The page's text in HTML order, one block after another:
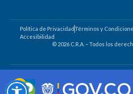
Política de PrivacidadTérminos y
Accesibilidad
© 2026 C.R.A. – Todos los